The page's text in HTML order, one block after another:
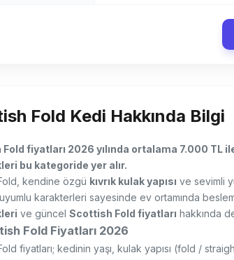
Fold Kedi Hakkında Bilgi
fiyatları 2026 yılında ortalama 7.000 TL
bu kategoride yer alır.
kendine özgü kıvrık kulak yapısı ve sevimli
karakterleri sayesinde ev ortamında
ve güncel Scottish Fold fiyatları hakkında
Fold Fiyatları 2026
fiyatları; kedinin yaşı, kulak yapısı (fold /